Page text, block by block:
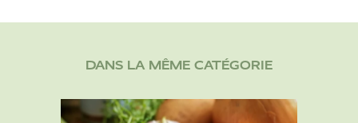
DANS LA MÊME CATÉGORIE